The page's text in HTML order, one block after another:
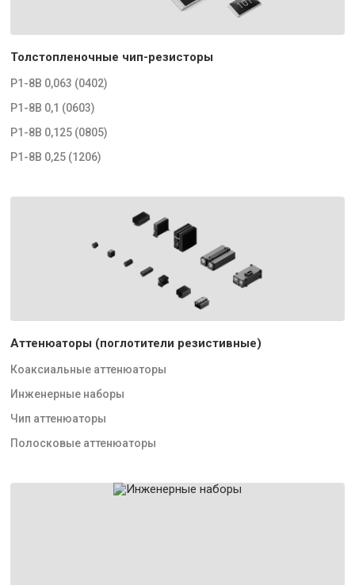
Толстопленочные чип-резисторы
Р1-8В 0,063 (0402)
Р1-8В 0,1 (0603)
Р1-8В 0,125 (0805)
Р1-8В 0,25 (1206)
Аттенюаторы (поглотители резистивные)
Коаксиальные аттенюаторы
Инженерные наборы
Чип аттенюаторы
Полосковые аттенюаторы